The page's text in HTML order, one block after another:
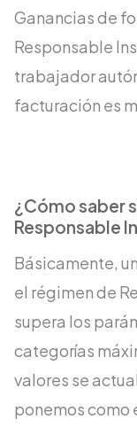
Ganancias de
Responsable
trabajador
facturación es
¿Cómo saber
Responsable
Básicamente,
el régimen de
supera los
categorías
valores se
ponemos como